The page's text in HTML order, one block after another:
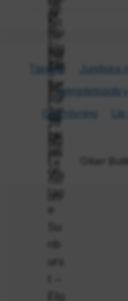
Tjänster
Juridiska
Integritetspolicy
Gitarr­övning
Gitarr